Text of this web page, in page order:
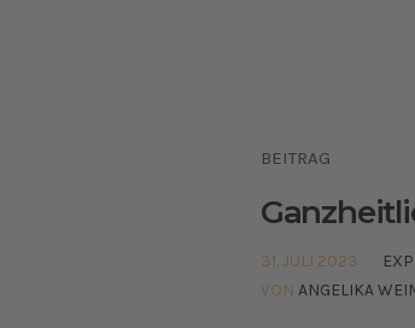
BEITRAG
31. JULI 2023
VON ANGELIKA